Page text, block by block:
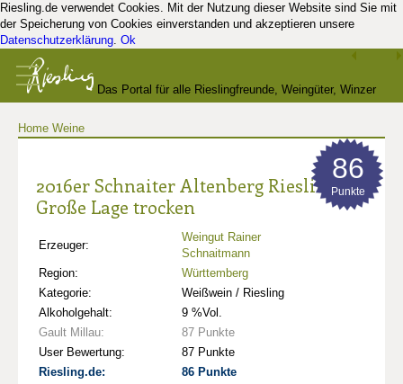
Riesling.de verwendet Cookies. Mit der Nutzung dieser Website sind Sie mit
der Speicherung von Cookies einverstanden und akzeptieren unsere
Datenschutzerklärung. Ok
Das Portal für alle Rieslingfreunde, Weingüter, Winzer
Home Weine
2016er Schnaiter Altenberg Riesling
Große Lage trocken
Erzeuger:
Weingut Rainer
Schnaitmann
Region:
Württemberg
Kategorie:
Weißwein / Riesling
Alkoholgehalt:
9 %Vol.
Gault Millau:
87 Punkte
User Bewertung:
87 Punkte
Riesling.de:
86 Punkte
86
Punkte